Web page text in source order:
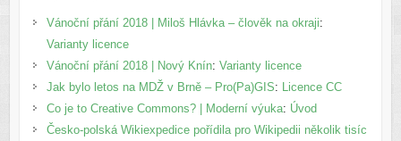
Vánoční přání 2018 | Miloš Hlávka – člověk na okraji:
Varianty licence
Vánoční přání 2018 | Nový Knín: Varianty licence
Jak bylo letos na MDŽ v Brně – Pro(Pa)GIS:
Licence CC
Co je to Creative Commons? | Moderní výuka: Úvod
Česko-polská Wikiexpedice pořídila pro Wikipedii několik tisíc